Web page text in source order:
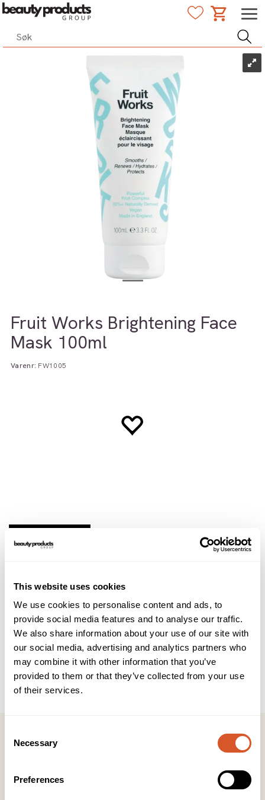
This website uses cookies
We use cookies to personalise content and ads, to
provide social media features and to analyse our traffic.
We also share information about your use of our site with
our social media, advertising and analytics partners who
may combine it with other information that you’ve
provided to them or that they’ve collected from your use
of their services.
Selection
Necessary
Preferences
Fruit Works Brightening Face
Mask 100ml
Varenr: FW1005
En mild, oppfriskende, glødgivende maske med AHA
(fruktsyrer) og vitamin C for å gi en klar, glødende hud uten
irritasjon.
Vårt 100 % naturlige AHA-fruktkompleks (glykolsyre,
melkesyre, sitronsyre, eplesyre og vinsyre) øker
cellefornyelsen og peeler bort døde hudceller samtidig som
den tilfører fuktighet og jevner ut hudtonen. Vitamin C
omdannes til askorbinsyre i huden og jobber for å redusere
urenheter og gi antioksidant fordeler.
Kontakt